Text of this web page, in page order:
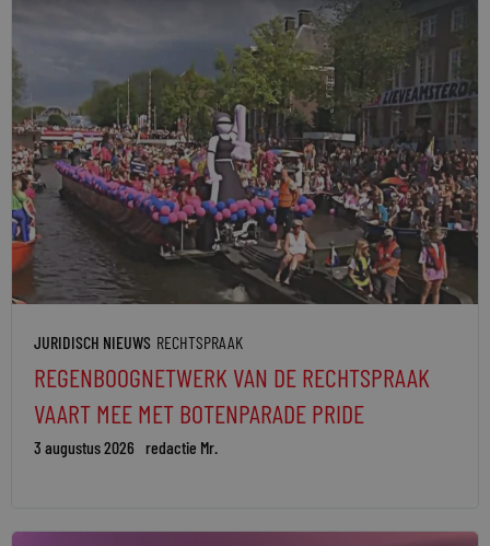
JURIDISCH NIEUWS RECHTSPRAAK
REGENBOOGNETWERK VAN DE RECHTSPRAAK
VAART MEE MET BOTENPARADE PRIDE
3 augustus 2026 redactie Mr.